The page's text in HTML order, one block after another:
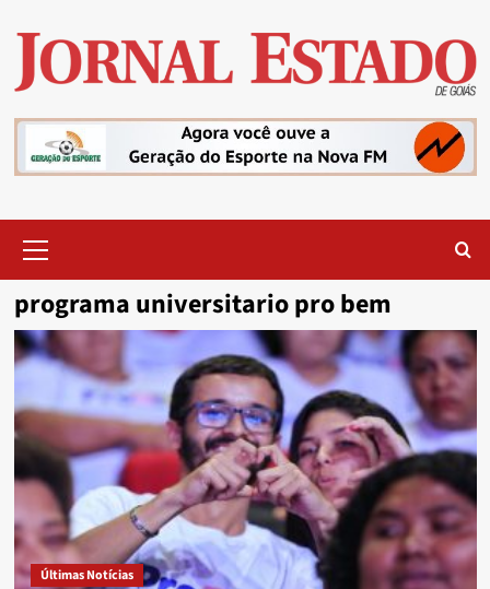
content
Menu
programa universitario pro bem
Últimas Notícias